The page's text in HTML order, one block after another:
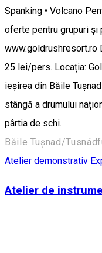
Spanking • Volcano
oferte pentru grupuri și
www.goldrushresort.ro
25 lei/pers. Locația:
ieșirea din Băile
stângă a drumului
pârtia de schi.
Băile Tușnad/
Atelier demonstrativ
Atelier de